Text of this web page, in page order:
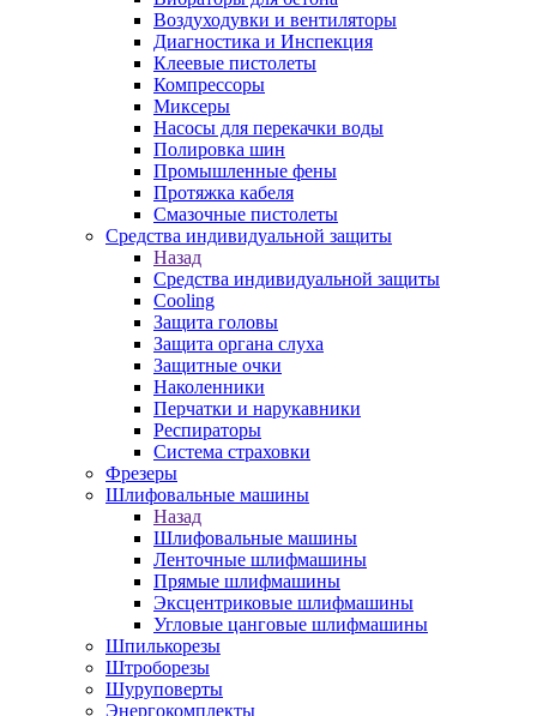
Воздуходувки и вентиляторы
Диагностика и Инспекция
Клеевые пистолеты
Компрессоры
Миксеры
Насосы для перекачки воды
Полировка шин
Промышленные фены
Протяжка кабеля
Смазочные пистолеты
Средства индивидуальной защиты
Назад
Средства индивидуальной защиты
Cooling
Защита головы
Защита органа слуха
Защитные очки
Наколенники
Перчатки и нарукавники
Респираторы
Система страховки
Фрезеры
Шлифовальные машины
Назад
Шлифовальные машины
Ленточные шлифмашины
Прямые шлифмашины
Эксцентриковые шлифмашины
Угловые цанговые шлифмашины
Шпилькорезы
Штроборезы
Шуруповерты
Энергокомплекты